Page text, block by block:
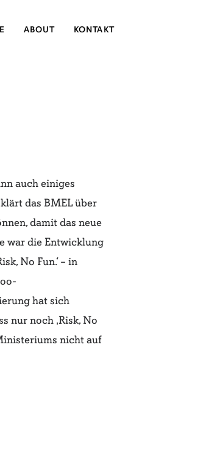
ABOUT KONTAKT
auch einiges
klärt das BMEL über
damit das neue
war die Entwicklung
No Fun.‘ – in
hat sich
nur noch ‚Risk, No
nicht auf